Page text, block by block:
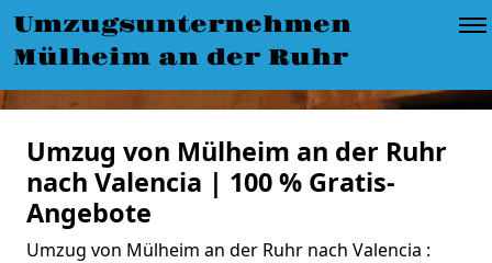
Umzugsunternehmen
Mülheim an der Ruhr
Umzug von Mülheim an der Ruhr
nach Valencia | 100 % Gratis-
Angebote
Umzug von Mülheim an der Ruhr nach Valencia :